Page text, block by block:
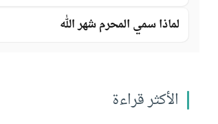
لماذا سمي المحرم شهر الله
الأكثر قراءة